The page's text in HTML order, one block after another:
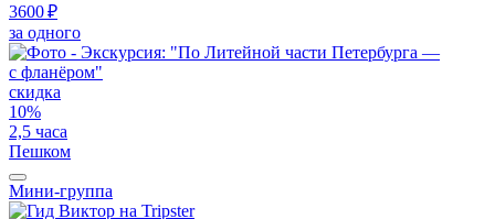
3600 ₽
за одного
скидка
10%
2,5 часа
Пешком
Мини-группа